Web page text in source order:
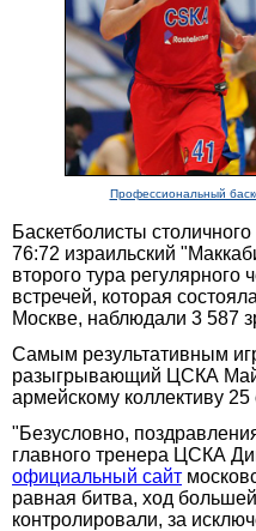
Профессиональный
Баскетболисты
76:72 израильский
второго тура
встречей, которая
Москве, наблюдали 3 587
Самым результативным
разыгрывающий ЦСКА
армейскому коллективу 25
"Безусловно,
главного тренера ЦСКА
официальный сайт
равная битва, ход
контролировали, за